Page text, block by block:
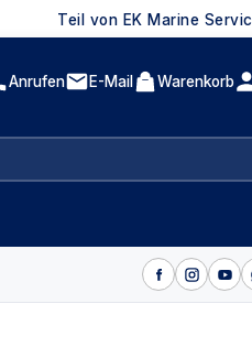
Teil von EK Marine Service -
Anrufen E-Mail Warenkorb